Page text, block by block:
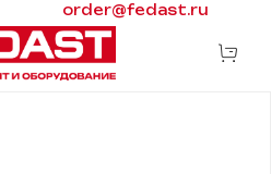
order@fedast.ru